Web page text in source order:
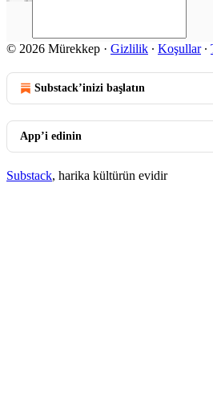
© 2026 Mürekkep · Gizlilik ∙ Koşullar∙
Substack’inizi başlatın
App’i edinin
Substack, harika kültürün evidir